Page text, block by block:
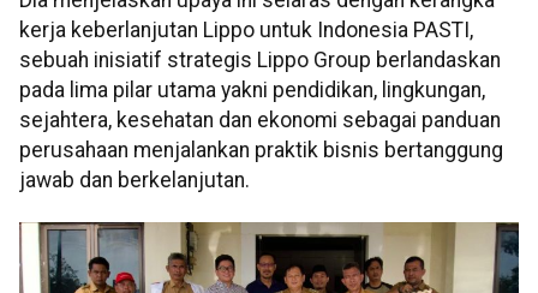
kerja keberlanjutan Lippo untuk Indonesia PASTI,
sebuah inisiatif strategis Lippo Group berlandaskan
pada lima pilar utama yakni pendidikan, lingkungan,
sejahtera, kesehatan dan ekonomi sebagai panduan
perusahaan menjalankan praktik bisnis bertanggung
jawab dan berkelanjutan.